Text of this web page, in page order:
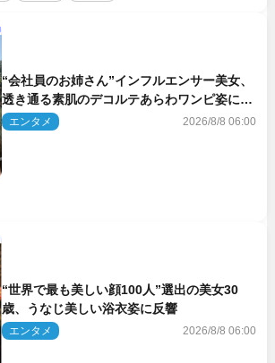
“会社員のお姉さん”インフルエンサー美女、
透き通る素肌のデコルテあらわワンピ姿に反
響エンタメ 2026/8/8 06:00
“世界で最も美しい顔100人”選出の美女30
歳、うなじ美しい浴衣姿に反響
エンタメ 2026/8/8 06:00